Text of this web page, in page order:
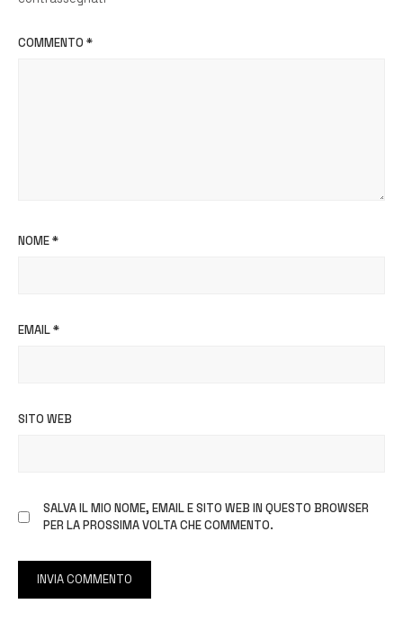
COMMENTO *
NOME*
EMAIL*
SITO WEB
SALVA IL MIO NOME, EMAIL E SITO WEB IN QUESTO BROWSER
PER LA PROSSIMA VOLTA CHE COMMENTO.